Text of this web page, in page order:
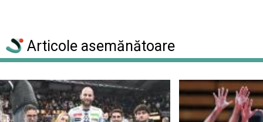
Articole asemănătoare